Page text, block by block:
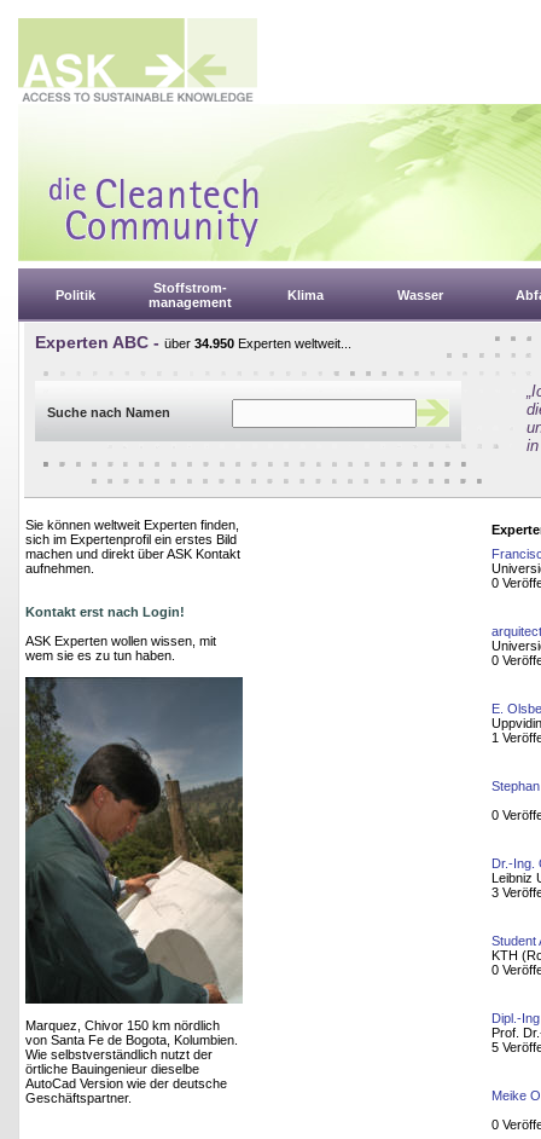
Politik
Stoffstrom-
management
Klima Wasser
Experten ABC - über 34.950 Experten weltweit...
Suche nach Namen
Sie können weltweit Experten finden,
sich im Expertenprofil ein erstes Bild
machen und direkt über ASK Kontakt
aufnehmen.
Kontakt erst nach Login!
ASK Experten wollen wissen, mit
wem sie es zu tun haben.
Marquez, Chivor 150 km nördlich
von Santa Fe de Bogota, Kolumbien.
Wie selbstverständlich nutzt der
örtliche Bauingenieur dieselbe
AutoCad Version wie der deutsche
Geschäftspartner.
0
0
E.
1
0
Dr.-Ing.
Leibniz
3
Student
KTH
0
Dipl.-
Prof.
5
Meike
0